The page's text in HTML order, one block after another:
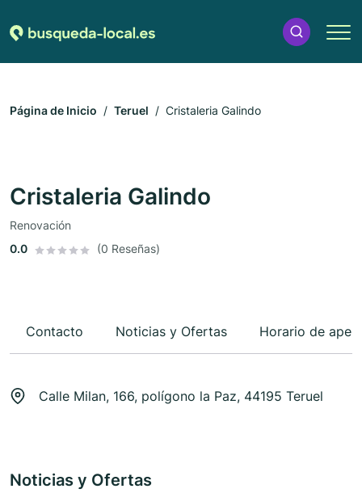
Página de Inicio Teruel Cristaleria Galindo
Cristaleria Galindo
Renovación
0.0
(0 Reseñas)
Contacto Noticias y Ofertas Horario de
Calle Milan, 166, polígono la Paz, 44195 Teruel
Noticias y Ofertas